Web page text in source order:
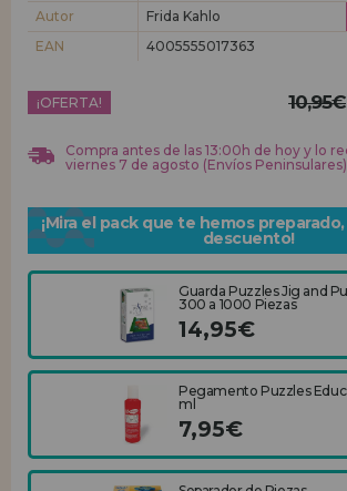
¡Adelante! Te estábamos esperando.
Autor
Frida Kahlo
EAN
4005555017363
¡OFERTA! 10,95€
Compra antes de las 13:00h de hoy y lo
viernes 7 de agosto (Envíos Peninsulares)
¡Mira el pack que te hemos
descuento!
Guarda Puzzles Jig and
300 a 1000 Piezas
14,95€
Pegamento Puzzles
ml
7,95€